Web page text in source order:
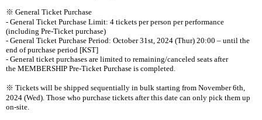
※ General Ticket Purchase
- General Ticket Purchase Limit: 4 tickets per person per performance
(including Pre-Ticket purchase)
- General Ticket Purchase Period: October 31st, 2024 (Thur) 20:00 – until the
end of purchase period [KST]
- General ticket purchases are limited to remaining/canceled seats after
the MEMBERSHIP Pre-Ticket Purchase is completed.
※ Tickets will be shipped sequentially in bulk starting from November 6th,
2024 (Wed). Those who purchase tickets after this date can only pick them up
on-site.